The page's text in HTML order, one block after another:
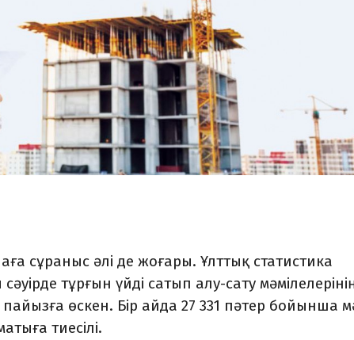
сұраныс әлі де жоғары. Ұлттық статистика
тұрғын үйді сатып алу-сату
өскен. Бір айда 27 331 пәтер бойынша
тиесілі.